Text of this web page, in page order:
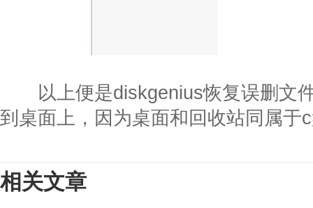
以上便是diskgenius恢复误删文
到桌面上，因为桌面和回收站同属于
相关文章